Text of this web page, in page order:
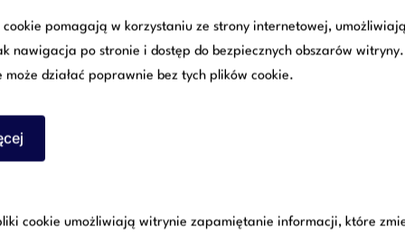
w postępowaniach
się od koncepcji, projektu i
cookie pomagają w korzystaniu ze strony internetowej,
nawigacja po stronie i dostęp do bezpiecznych obszarów
działać poprawnie bez tych plików cookie.
cookie umożliwiają witrynie zapamiętanie informacji, które